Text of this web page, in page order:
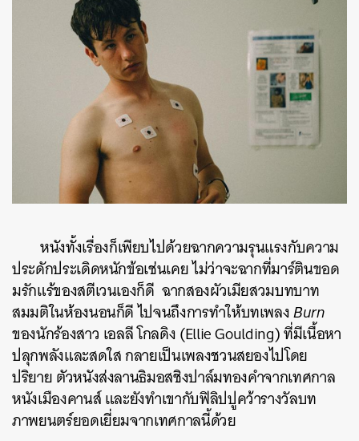
หนังทั้งเรื่องก็เพียบไปด้วยฉากความรุนแรงกับความ
ประดักประเดิดหนักข้อเช่นเคย ไม่ว่าจะฉากที่มาร์ตินขอด
มรักแร้ของสตีเวนเองก็ดี ฉากสองผัวเมียสวมบทบาท
สมมติในห้องนอนก็ดี ไปจนถึงการทำให้บทเพลงBurn
ของนักร้องสาว เอลลี โกลดิง (Ellie Goulding) ที่มีเนื้อหา
ปลุกพลังและสดใส กลายเป็นเพลงชวนสยองไปโดย
ปริยาย ตัวหนังส่งลานธิมอสชิงปาล์มทองคำจากเทศกาล
หนังเมืองคานส์ และยังทำเขากับฟิลิปปูคว้ารางวัลบท
ภาพยนตร์ยอดเยี่ยมจากเทศกาลนี้ด้วย